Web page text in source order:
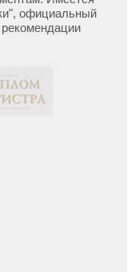
официальный